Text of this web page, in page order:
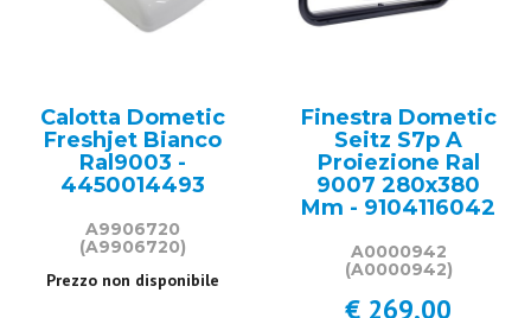
Calotta Dometic
Freshjet Bianco
Ral9003 -
4450014493
A9906720
(A9906720)
Prezzo non disponibile
Finestra Dometic
Seitz S7p A
Proiezione Ral
9007 280x380
Mm - 9104116042
A0000942
(A0000942)
€ 269,00